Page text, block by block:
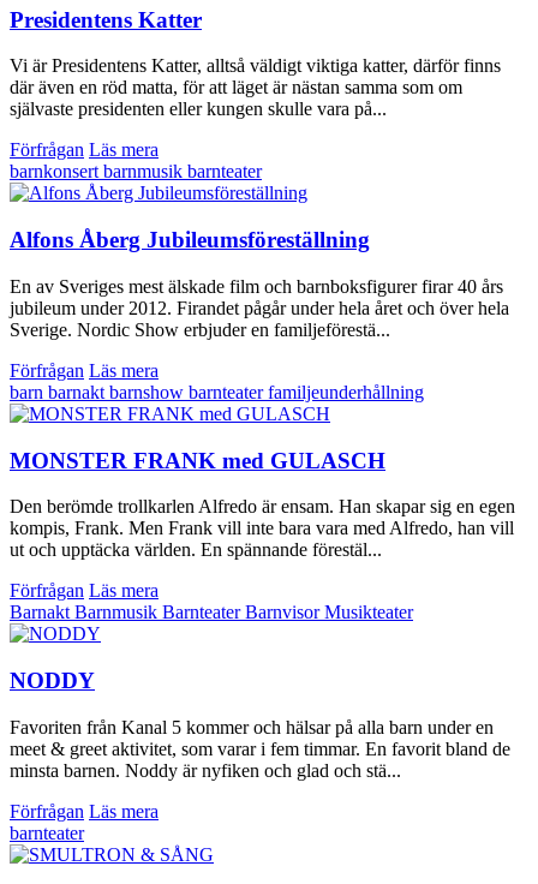
Presidentens Katter
Vi är Presidentens Katter, alltså väldigt viktiga katter, därför finns
där även en röd matta, för att läget är nästan samma som om
självaste presidenten eller kungen skulle vara på...
Förfrågan Läs mera
barnkonsertbarnmusik barnteater
Alfons Åberg Jubileumsföreställning
En av Sveriges mest älskade film och barnboksfigurer firar 40 års
jubileum under 2012. Firandet pågår under hela året och över hela
Sverige. Nordic Show erbjuder en familjeförestä...
Förfrågan Läs mera
barn barnakt barnshow barnteaterfamiljeunderhållning
MONSTER FRANK med GULASCH
Den berömde trollkarlen Alfredo är ensam. Han skapar sig en egen
kompis, Frank. Men Frank vill inte bara vara med Alfredo, han vill
ut och upptäcka världen. En spännande förestäl...
Förfrågan Läs mera
Barnakt Barnmusik BarnteaterBarnvisorMusikteater
NODDY
Favoriten från Kanal 5 kommer och hälsar på alla barn under en
meet & greet aktivitet, som varar i fem timmar. En favorit bland de
minsta barnen. Noddy är nyfiken och glad och stä...
Förfrågan Läs mera
barnteater